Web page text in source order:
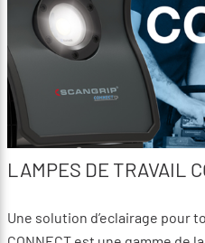
LAMPES DE TRAVAIL
Une solution d’eclairage pour